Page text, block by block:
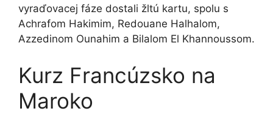
vyraďovacej fáze dostali žltú kartu, spolu s
Achrafom Hakimim, Redouane Halhalom,
Azzedinom Ounahim a Bilalom El Khannoussom.
Kurz Francúzsko na
Maroko